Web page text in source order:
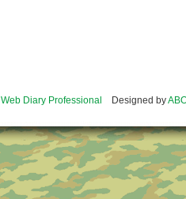
Web Diary Professional Designed by